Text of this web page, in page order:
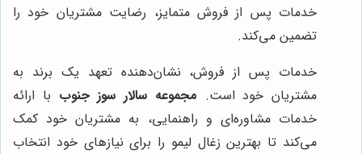
خدمات پس از فروش متمایز، رضایت مشتریان خود را
تضمین می‌کند.
خدمات پس از فروش، نشان‌دهنده تعهد یک برند به
مشتریان خود است. مجموعه سالار سوز جنوب با ارائه
خدمات مشاوره‌ای و راهنمایی، به مشتریان خود کمک
می‌کند تا بهترین زغال لیمو را برای نیازهای خود انتخاب